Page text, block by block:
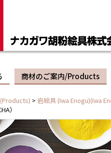
商材のご案内/Products
> 岩絵具 (Iwa Enogu)(Iwa
）